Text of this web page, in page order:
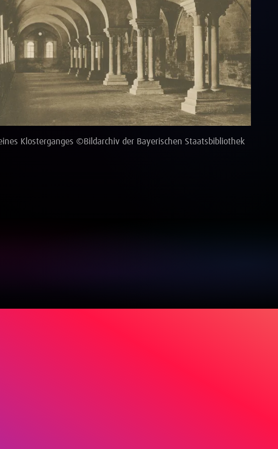
Klosterganges ©Bildarchiv der Bayerischen Staatsbibliothek